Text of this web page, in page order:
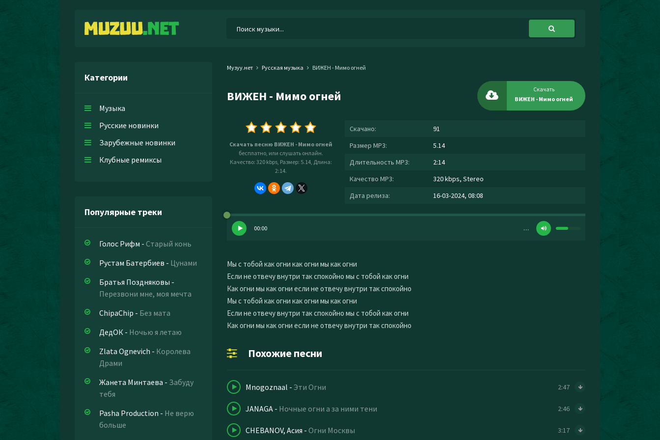
Категории
Музыка
Русские новинки
Зарубежные новинки
Клубные ремиксы
Популярные треки
Голос Рифм - Старый конь
Рустам Батербиев - Цунами
Братья Поздняковы -
Перезвони мне, моя мечта
ChipaChip - Без мата
ДедОК - Ночью я летаю
Zlata Ognevich - Королева
Драми
Жанета Минтаева - Забуду
тебя
Pasha Production - Не верю
больше
Музуу.нет Русская музыка ВИЖЕН - Мимо огней
ВИЖЕН - Мимо огней
Скачать
ВИЖЕН - Мимо огней
Скачать песню ВИЖЕН - Мимо огней
бесплатно, или слушать онлайн.
Качество: 320 kbps, Размер: 5.14, Длина:
2:14.
Скачано:
91
Размер MP3:
5.14
Длительность MP3:
2:14
Качество MP3:
320 kbps, Stereo
Дата релиза:
16-03-2024, 08:08
00:00 …
Мы с тобой как огни как огни мы как огни
Если не отвечу внутри так спокойно мы с тобой как огни
Как огни мы как огни если не отвечу внутри так спокойно
Мы с тобой как огни как огни мы как огни
Если не отвечу внутри так спокойно мы с тобой как огни
Как огни мы как огни если не отвечу внутри так спокойно
Похожие песни
Mnogoznaal - Эти Огни 2:47
JANAGA - Ночные огни а за ними тени 2:46
CHEBANOV, Асия - Огни Москвы 3:17